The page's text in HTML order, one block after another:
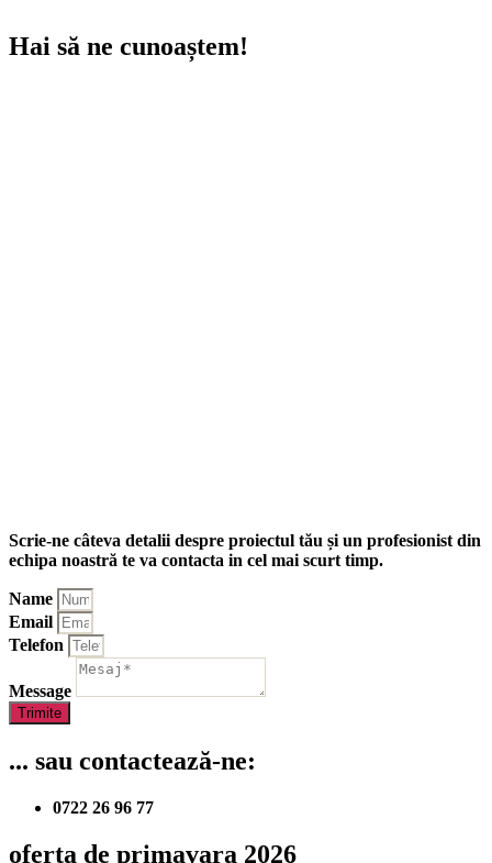
Hai să ne cunoaștem!
Scrie-ne câteva detalii despre proiectul tău și un profesionist din
echipa noastră te va contacta in cel mai scurt timp.
Name
Email
Telefon
Message
Trimite
... sau contactează-ne:
0722 26 96 77
oferta de primavara 2026